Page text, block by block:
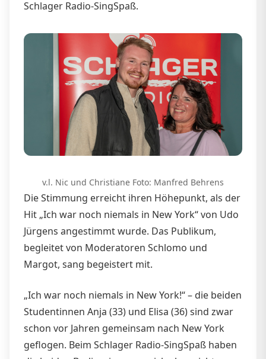
Schlager Radio-SingSpaß.
v.l. Nic und Christiane Foto: Manfred Behrens
Die Stimmung erreicht ihren Höhepunkt, als der
Hit „Ich war noch niemals in New York“ von Udo
Jürgens angestimmt wurde. Das Publikum,
begleitet von Moderatoren Schlomo und
Margot, sang begeistert mit.
„Ich war noch niemals in New York!“ – die beiden
Studentinnen Anja (33) und Elisa (36) sind zwar
schon vor Jahren gemeinsam nach New York
geflogen. Beim Schlager Radio-SingSpaß haben